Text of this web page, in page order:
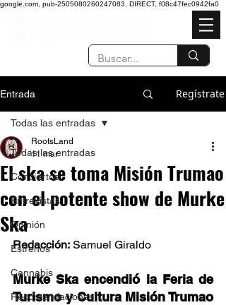
google.com, pub-2505080260247083, DIRECT, f08c47fec0942fa0
Entrada Regístrate
Todas las entradas
Conciertos
Entrevistas
Opinión
Estrenos
Cannabis
Recomendaciones
Todas las entradas
El ska se toma Misión Trumao
con el potente show de Murke
Ska
RootsLand
11 mar
Redacción: Samuel Giraldo
Murke Ska encendió la Feria de
Turismo y Cultura Misión Trumao